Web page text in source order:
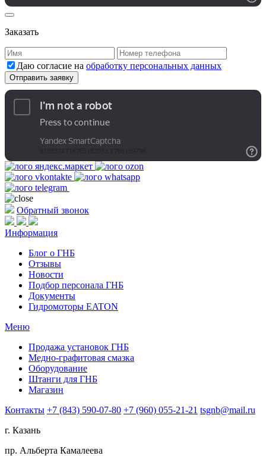
Заказать
Даю согласие на обработку персональных данных
Обратный звонок
Информация
Блог о ГНБ
Отзывы
Новости
Подбор персонала ГНБ
Документы
Гидромоторы EATON
Меню
Продажа установок ГНБ
Медно-графитовая смазка
Оборудование
Штанги для ГНБ
Магазин
Контакты +7 (843) 590-07-80 +7 (960) 055-21-21 tsgnb@mail.ru
г. Казань
пр. Альберта Камалеева